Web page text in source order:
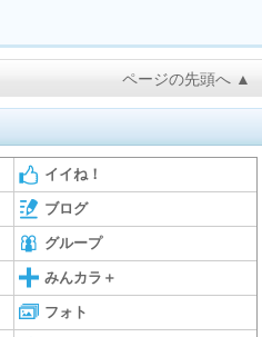
ページの先頭へ ▲
イイね！
ブログ
グループ
みんカラ＋
フォト